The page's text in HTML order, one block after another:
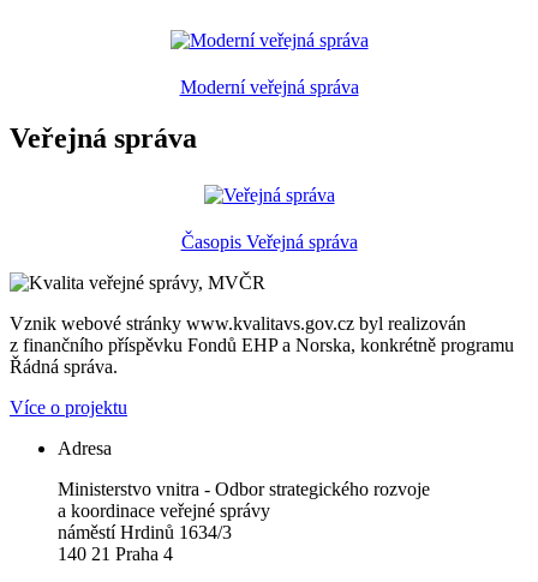
Moderní veřejná správa
Veřejná správa
Časopis Veřejná správa
Vznik webové stránky www.kvalitavs.gov.cz byl realizován
z finančního příspěvku Fondů EHP a Norska, konkrétně programu
Řádná správa.
Více o projektu
Adresa
Ministerstvo vnitra - Odbor strategického rozvoje
a koordinace veřejné správy
náměstí Hrdinů 1634/3
140 21 Praha 4